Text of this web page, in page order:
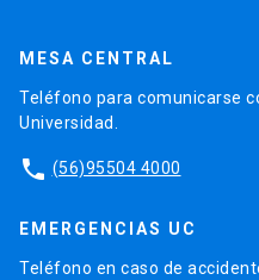
MESA CENTRAL
Teléfono para comunicarse
Universidad.
phone (56)95504 4000
EMERGENCIAS UC
Teléfono en caso de